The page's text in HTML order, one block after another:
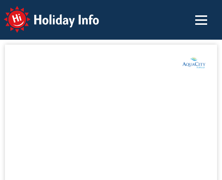
Holiday Info